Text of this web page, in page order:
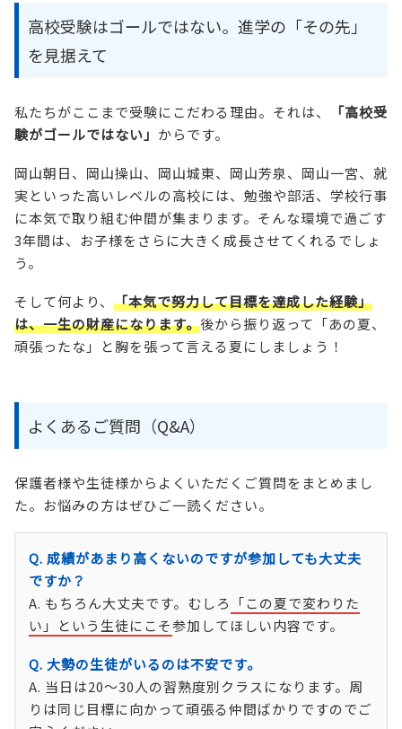
高校受験はゴールではない。進学の「その先」
を見据えて
私たちがここまで受験にこだわる理由。それは、
「高校受
験がゴールではない」 からです。
岡山朝日、岡山操山、岡山城東、岡山芳泉、岡山一宮、就
実といった高いレベルの高校には、勉強や部活、学校行事
に本気で取り組む仲間が集まります。そんな環境で過ごす
3年間は、お子様をさらに大きく成長させてくれるでしょ
う。
そして何より、 「本気で努力して目標を達成した経験」
は、一生の財産になります。後から振り返って「あの夏、
頑張ったな」と胸を張って言える夏にしましょう！
よくあるご質問（Q&A）
保護者様や生徒様からよくいただくご質問をまとめまし
た。お悩みの方はぜひご一読ください。
Q. 成績があまり高くないのですが参加しても大丈夫
ですか？
A. もちろん大丈夫です。むしろ
「この夏で変わりた
い」という生徒にこそ参加してほしい内容です。
Q. 大勢の生徒がいるのは不安です。
A. 当日は20〜30人の習熟度別クラスになります。周
りは同じ目標に向かって頑張る仲間ばかりですのでご